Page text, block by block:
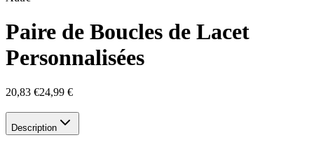
Paire de Boucles de Lacet
Personnalisées
20,83 €24,99 €
Description